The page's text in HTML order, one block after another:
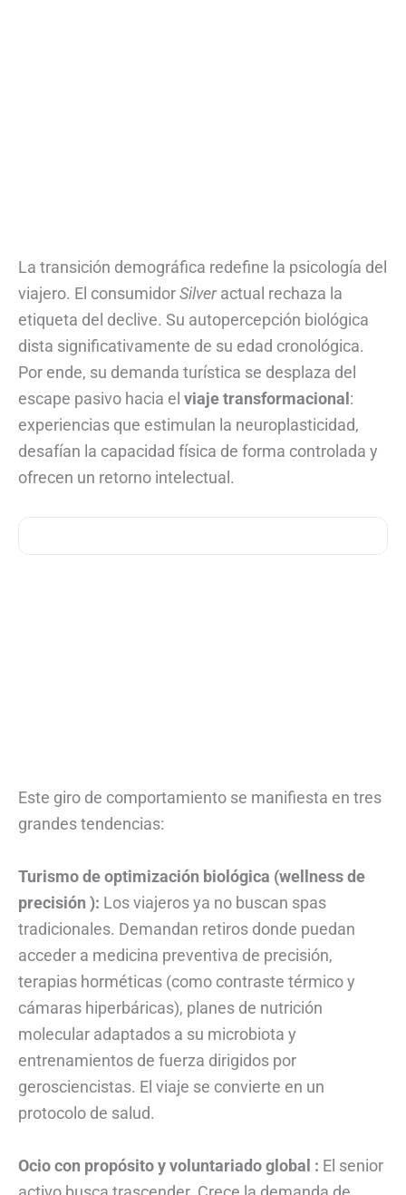
La transición demográfica redefine la psicología del
viajero. El consumidorSilveractual rechaza la
etiqueta del declive. Su autopercepción biológica
dista significativamente de su edad cronológica.
Por ende, su demanda turística se desplaza del
escape pasivo hacia el viaje transformacional :
experiencias que estimulan la neuroplasticidad,
desafían la capacidad física de forma controlada y
ofrecen un retorno intelectual.
Este giro de comportamiento se manifiesta en tres
grandes tendencias:
Turismo de optimización biológica (wellness de
precisión ): Los viajeros ya no buscan spas
tradicionales. Demandan retiros donde puedan
acceder a medicina preventiva de precisión,
terapias horméticas (como contraste térmico y
cámaras hiperbáricas), planes de nutrición
molecular adaptados a su microbiota y
entrenamientos de fuerza dirigidos por
gerosciencistas. El viaje se convierte en un
protocolo de salud.
Ocio con propósito y voluntariado global : El senior